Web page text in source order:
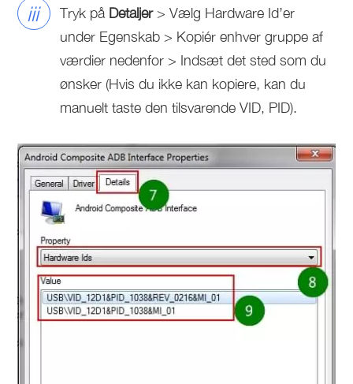
iii Tryk på Detaljer> Vælg Hardware Id’er
under Egenskab > Kopiér enhver gruppe af
værdier nedenfor > Indsæt det sted som du
ønsker (Hvis du ikke kan kopiere, kan du
manuelt taste den tilsvarende VID, PID).